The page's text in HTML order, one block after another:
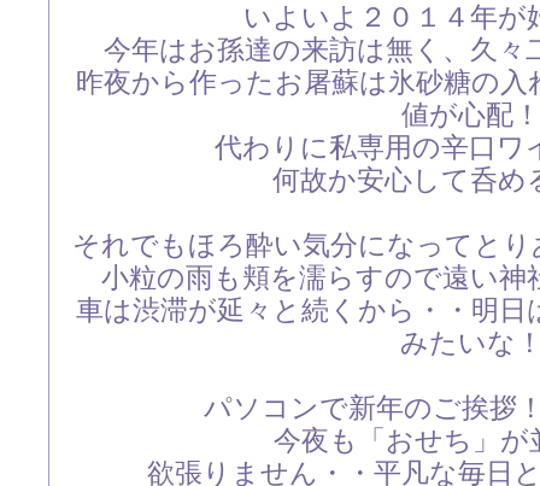
いよいよ２０１４年が
今年はお孫達の来訪は無く、久
昨夜から作ったお屠蘇は氷砂糖の
値が心配！
代わりに私専用の辛口ワ
何故か安心して呑め
それでもほろ酔い気分になってと
小粒の雨も頬を濡らすので遠い
車は渋滞が延々と続くから・・明
みたいな
パソコンで新年のご挨拶
今夜も「おせち」が
欲張りません・・平凡な毎日